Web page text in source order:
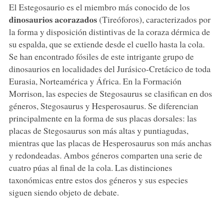
El Estegosaurio es el miembro más conocido de los
dinosaurios acorazados(Tireóforos), caracterizados por
la forma y disposición distintivas de la coraza dérmica de
su espalda, que se extiende desde el cuello hasta la cola.
Se han encontrado fósiles de este intrigante grupo de
dinosaurios en localidades del Jurásico-Cretácico de toda
Eurasia, Norteamérica y África. En la Formación
Morrison, las especies de Stegosaurus se clasifican en dos
géneros, Stegosaurus y Hesperosaurus. Se diferencian
principalmente en la forma de sus placas dorsales: las
placas de Stegosaurus son más altas y puntiagudas,
mientras que las placas de Hesperosaurus son más anchas
y redondeadas. Ambos géneros comparten una serie de
cuatro púas al final de la cola. Las distinciones
taxonómicas entre estos dos géneros y sus especies
siguen siendo objeto de debate.